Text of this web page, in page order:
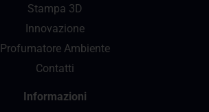
Stampa 3D
Innovazione
Profumatore Ambiente
Contatti
Informazioni